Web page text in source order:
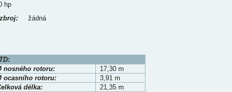
hp
žádná
nosného rotoru:
17,30 m
ocasního rotoru:
3,91 m
délka:
21,35 m